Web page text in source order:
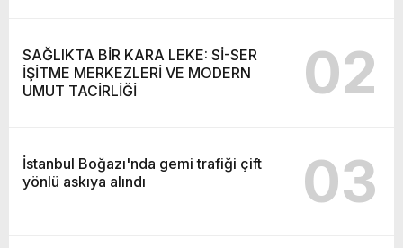
SAĞLIKTA BİR KARA LEKE: Sİ-SER
İŞİTME MERKEZLERİ VE MODERN
UMUT TACİRLİĞİ
02
İstanbul Boğazı'nda gemi trafiği çift
yönlü askıya alındı
03